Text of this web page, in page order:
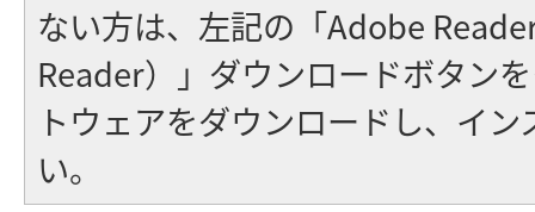
ない方は、左記の「Adobe
Reader）」ダウンロードボタン
トウェアをダウンロードし、イ
い。